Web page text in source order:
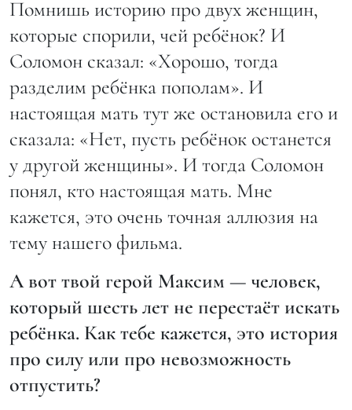
Помнишь историю про двух женщин,
которые спорили, чей ребёнок? И
Соломон сказал: «Хорошо, тогда
разделим ребёнка пополам». И
настоящая мать тут же остановила его и
сказала: «Нет, пусть ребёнок останется
у другой женщины». И тогда Соломон
понял, кто настоящая мать. Мне
кажется, это очень точная аллюзия на
тему нашего фильма.
А вот твой герой Максим — человек,
который шесть лет не перестаёт искать
ребёнка. Как тебе кажется, это история
про силу или про невозможность
отпустить?